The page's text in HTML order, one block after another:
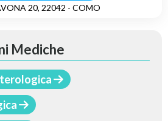
20, 22042 - COMO
Mediche